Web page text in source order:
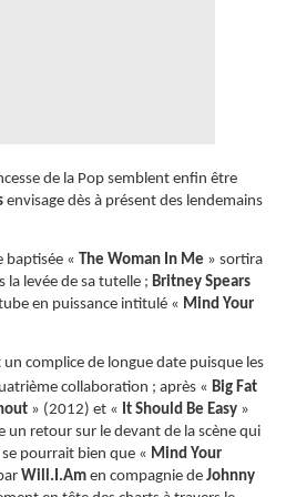
de la Pop semblent enfin être
envisage dès à présent des lendemains
baptisée « The Woman In Me » sortira
la levée de sa tutelle ; Britney Spears
en puissance intitulé « Mind Your
un complice de longue date puisque les
collaboration ; après « Big Fat
» (2012) et « It Should Be Easy »
un retour sur le devant de la scène qui
se pourrait bien que « Mind Your
Will.I.Am en compagnie de Johnny